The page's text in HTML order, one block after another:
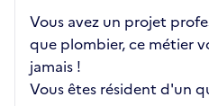
Vous avez un projet
que plombier, ce métier
jamais !
Vous êtes résident d'un